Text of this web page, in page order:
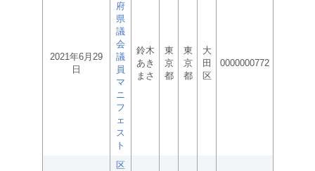
2021年6月29
日
府
県
議
会
議
員
マ
ニ
フ
ェ
ス
ト
鈴木
あき
まさ
東
京
都
東
京
都
大
田
区
0000000772
区